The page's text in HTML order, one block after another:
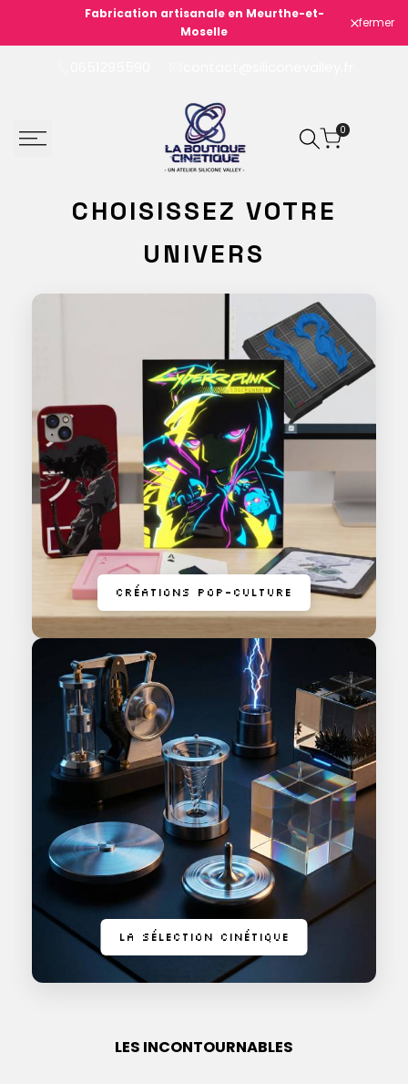
contenu
Fabrication artisanale en Meurthe-et-
Moselle
fermer
0
CHOISISSEZ VOTRE
UNIVERS
CRÉATIONS POP-CULTURE
LA SÉLECTION CINÉTIQUE
LES INCONTOURNABLES